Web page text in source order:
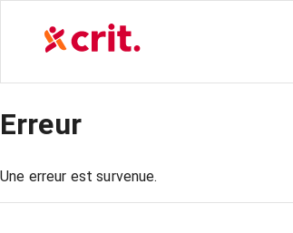
Erreur
Une erreur est survenue.